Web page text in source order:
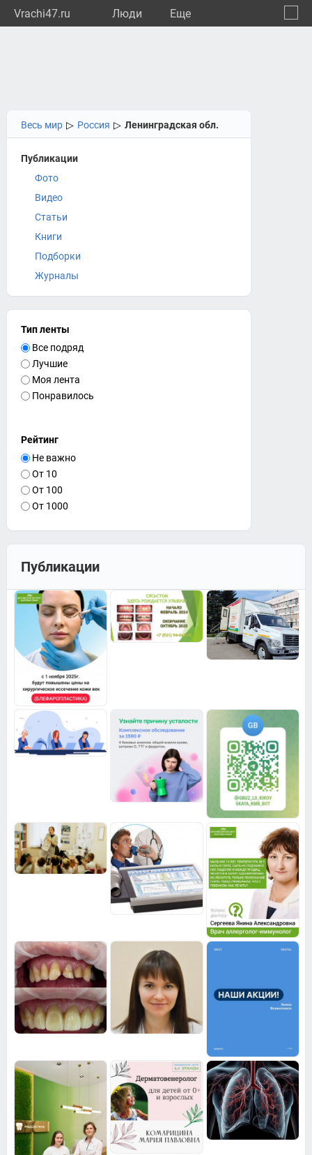
Vrachi47.ru Люди Eще
Весь мир ▷ Россия ▷ Ленинградская обл.
Публикации
Фото
Видео
Статьи
Книги
Подборки
Журналы
Тип ленты
Все подряд
Лучшие
Моя лента
Понравилось
Рейтинг
Не важно
От 10
От 100
От 1000
Публикации